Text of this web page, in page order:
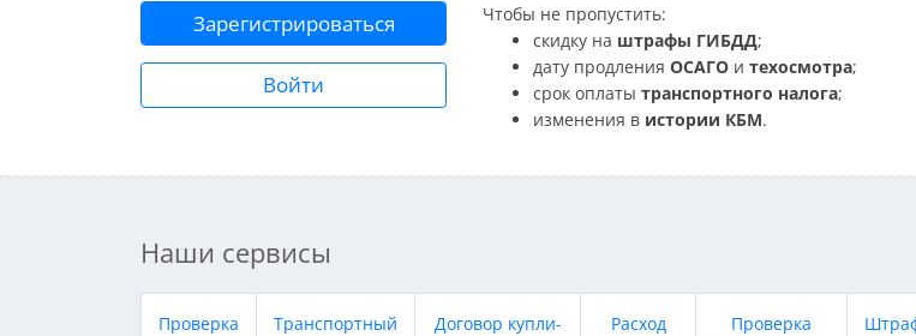
Зарегистрироваться
Войти
Чтобы не пропустить:
скидку на штрафы ГИБДД;
дату продления ОСАГО и техосмотра;
срок оплаты транспортного налога;
изменения в истории КБМ.
Наши сервисы
Проверка
Транспортный
Договор купли-
Расход
Проверка